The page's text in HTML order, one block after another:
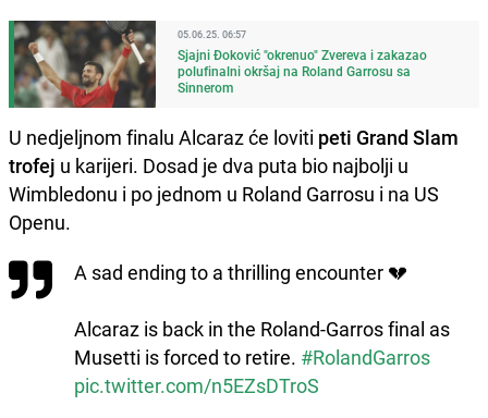
05.06.25. 06:57
Sjajni Đoković "okrenuo" Zvereva i zakazao
polufinalni okršaj na Roland Garrosu sa
Sinnerom
U nedjeljnom finalu Alcaraz će loviti peti Grand Slam
trofej u karijeri. Dosad je dva puta bio najbolji u
Wimbledonu i po jednom u Roland Garrosu i na US
Openu.
A sad ending to a thrilling encounter 💔
Alcaraz is back in the Roland-Garros final as
Musetti is forced to retire. #RolandGarros
pic.twitter.com/n5EZsDTroS